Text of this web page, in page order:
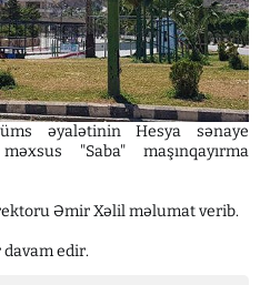
əyalətinin Hesya sənaye
"Saba" maşınqayırma
Əmir Xəlil məlumat verib.
edir.